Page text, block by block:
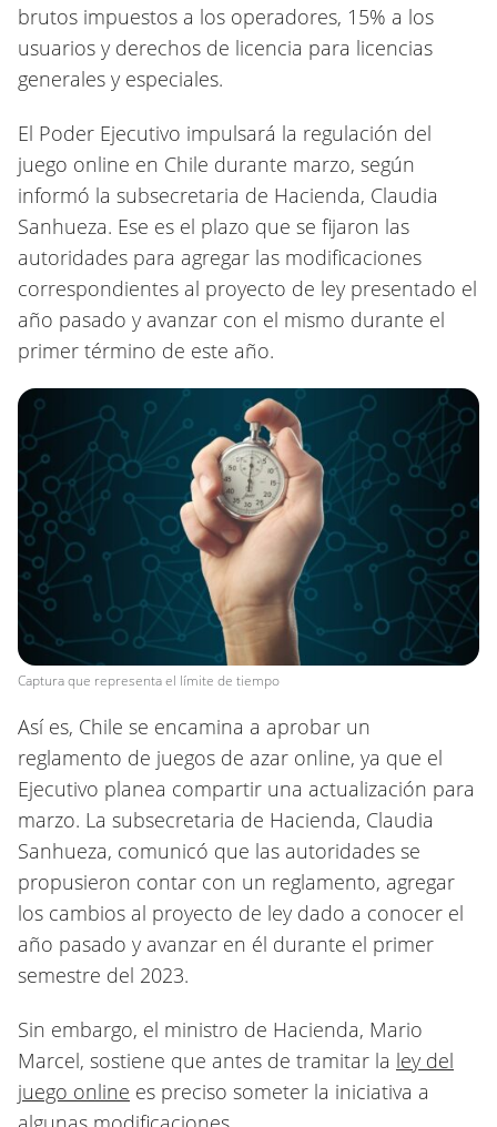
brutos impuestos a los operadores, 15% a los
usuarios y derechos de licencia para licencias
generales y especiales.
El Poder Ejecutivo impulsará la regulación del
juego online en Chile durante marzo, según
informó la subsecretaria de Hacienda, Claudia
Sanhueza. Ese es el plazo que se fijaron las
autoridades para agregar las modificaciones
correspondientes al proyecto de ley presentado el
año pasado y avanzar con el mismo durante el
primer término de este año.
Captura que representa el límite de tiempo
Así es, Chile se encamina a aprobar un
reglamento de juegos de azar online, ya que el
Ejecutivo planea compartir una actualización para
marzo. La subsecretaria de Hacienda, Claudia
Sanhueza, comunicó que las autoridades se
propusieron contar con un reglamento, agregar
los cambios al proyecto de ley dado a conocer el
año pasado y avanzar en él durante el primer
semestre del 2023.
Sin embargo, el ministro de Hacienda, Mario
Marcel, sostiene que antes de tramitar la ley del
juego online es preciso someter la iniciativa a